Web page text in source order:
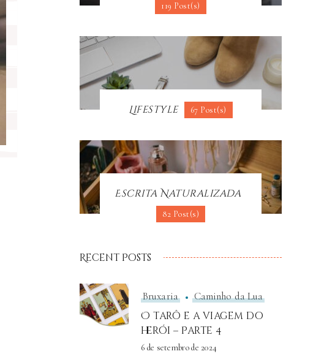
119 Post(s)
Lifestyle 67 Post(s)
Escrita Naturalizada
82 Post(s)
Recent Posts
Bruxaria Caminho da Lua
O tarô e a viagem do
herói – Parte 4
6 de setembro de 2024